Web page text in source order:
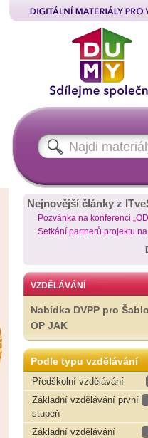
Nejnovější články z
Pozvánka na konferenci
Setkání partnerů projektu
VZDĚLÁVÁNÍ
Nabídka DVPP pro
OP JAK
Podle typu vzdělávání
Předškolní vzdělávání
Základní vzdělávání první
stupeň
Základní vzdělávání